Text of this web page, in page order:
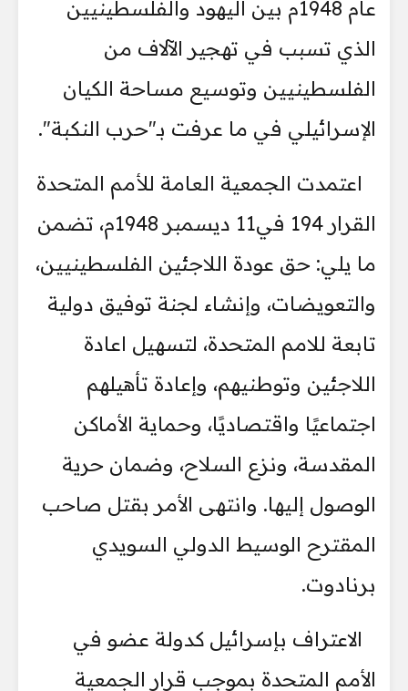
عام 1948م بين اليهود والفلسطينيين
الذي تسبب في تهجير الآلاف من
الفلسطينيين وتوسيع مساحة الكيان
الإسرائيلي في ما عرفت بـ"حرب النكبة".
اعتمدت الجمعية العامة للأمم المتحدة
القرار 194 في11 ديسمبر 1948م، تضمن
ما يلي: حق عودة اللاجئين الفلسطينيين،
والتعويضات، وإنشاء لجنة توفيق دولية
تابعة للامم المتحدة، لتسهيل اعادة
اللاجئين وتوطنيهم، وإعادة تأهيلهم
اجتماعيًا واقتصاديًا، وحماية الأماكن
المقدسة، ونزع السلاح، وضمان حرية
الوصول إليها. وانتهى الأمر بقتل صاحب
المقترح الوسيط الدولي السويدي
برنادوت.
الاعتراف بإسرائيل كدولة عضو في
الأمم المتحدة بموجب قرار الجمعية